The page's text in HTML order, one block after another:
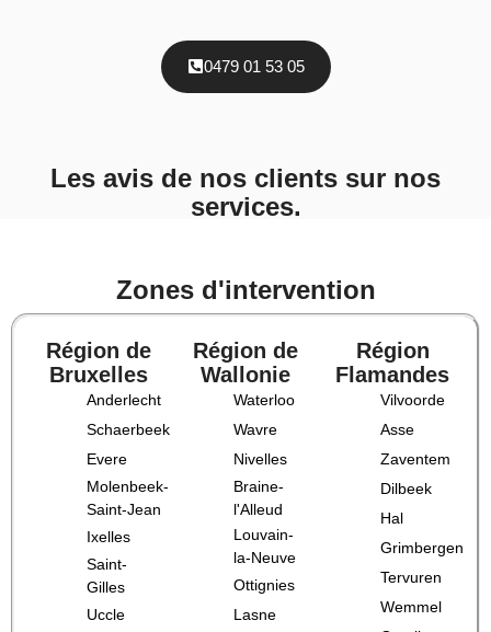
0479 01 53 05
Les avis de nos clients sur nos
services.
Zones d'intervention
Région de
Bruxelles
Anderlecht
Schaerbeek
Evere
Molenbeek-
Saint-Jean
Ixelles
Saint-
Gilles
Uccle
Région de
Wallonie
Waterloo
Wavre
Nivelles
Braine-
l'Alleud
Louvain-
la-Neuve
Ottignies
Lasne
Région
Flamandes
Vilvoorde
Asse
Zaventem
Dilbeek
Hal
Grimbergen
Tervuren
Wemmel